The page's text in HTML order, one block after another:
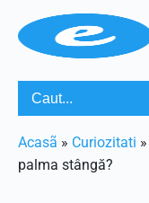
Acasã » Curiozitati »
palma stângă?